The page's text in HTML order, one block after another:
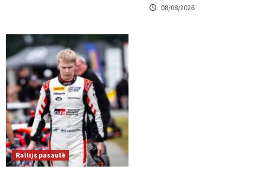
08/08/2026
Rallijs pasaulē